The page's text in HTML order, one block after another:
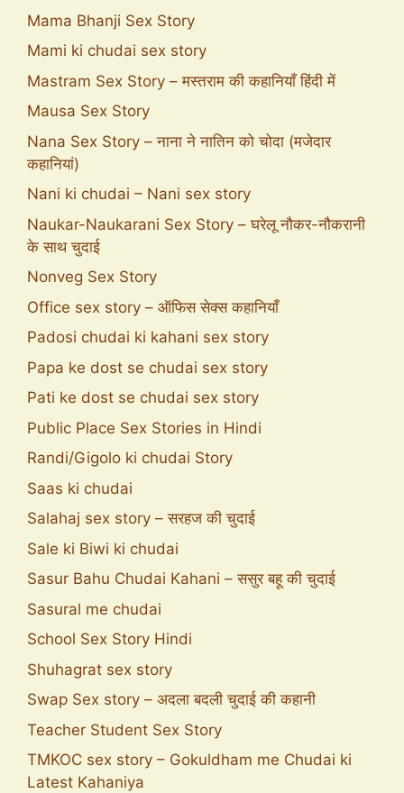
Mama Bhanji Sex Story
Mami ki chudai sex story
Mastram Sex Story – मस्तराम की कहानियाँ हिंदी में
Mausa Sex Story
Nana Sex Story – नाना ने नातिन को चोदा (मजेदार
कहानियां)
Nani ki chudai – Nani sex story
Naukar-Naukarani Sex Story – घरेलू नौकर-नौकरानी
के साथ चुदाई
Nonveg Sex Story
Office sex story – ऑफिस सेक्स कहानियाँ
Padosi chudai ki kahani sex story
Papa ke dost se chudai sex story
Pati ke dost se chudai sex story
Public Place Sex Stories in Hindi
Randi/Gigolo ki chudai Story
Saas ki chudai
Salahaj sex story – सरहज की चुदाई
Sale ki Biwi ki chudai
Sasur Bahu Chudai Kahani – ससुर बहू की चुदाई
Sasural me chudai
School Sex Story Hindi
Shuhagrat sex story
Swap Sex story – अदला बदली चुदाई की कहानी
Teacher Student Sex Story
TMKOC sex story – Gokuldham me Chudai ki
Latest Kahaniya